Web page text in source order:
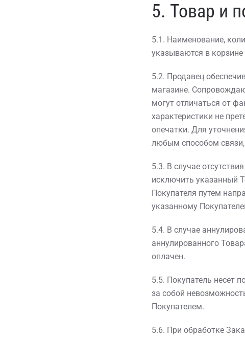
5. Товар и
5.1. Наименование,
указываются в корзине
5.2. Продавец
магазине.
могут отличаться от
характеристики не
опечатки. Для
любым способом
5.3. В случае
исключить указанный
Покупателя путем
указанному
5.4. В случае
аннулированного
оплачен.
5.5. Покупатель несет
за собой
Покупателем.
5.6. При обработке